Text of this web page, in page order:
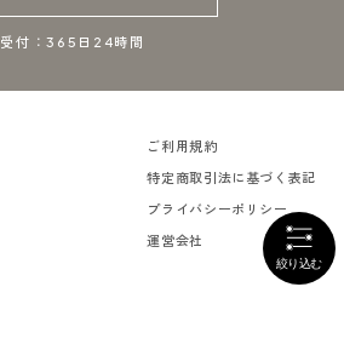
受付：365日24時間
ご利用規約
特定商取引法に基づく表記
プライバシーポリシー
運営会社